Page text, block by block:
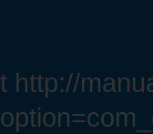
t http://